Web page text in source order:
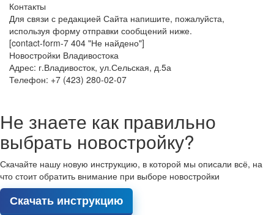
Контакты
Для связи с редакцией Сайта напишите, пожалуйста,
используя форму отправки сообщений ниже.
[contact-form-7 404 "Не найдено"]
Новостройки Владивостока
Адрес: г.Владивосток, ул.Сельская, д.5а
Телефон: +7 (423) 280-02-07
Не знаете как правильно
выбрать новостройку?
Скачайте нашу новую инструкцию, в которой мы описали всё, на
что стоит обратить внимание при выборе новостройки
Скачать инструкцию